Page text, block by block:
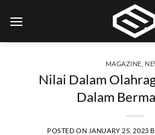
MAGAZINE
Nilai Dalam
Dalam
POSTED ON JANUARY 25, 2023